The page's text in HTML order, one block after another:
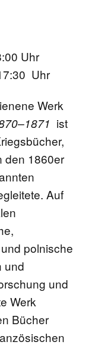
Uhr
Uhr
Werk
ist
den 1860er
Auf
polnische
und
und
Werk
Bücher